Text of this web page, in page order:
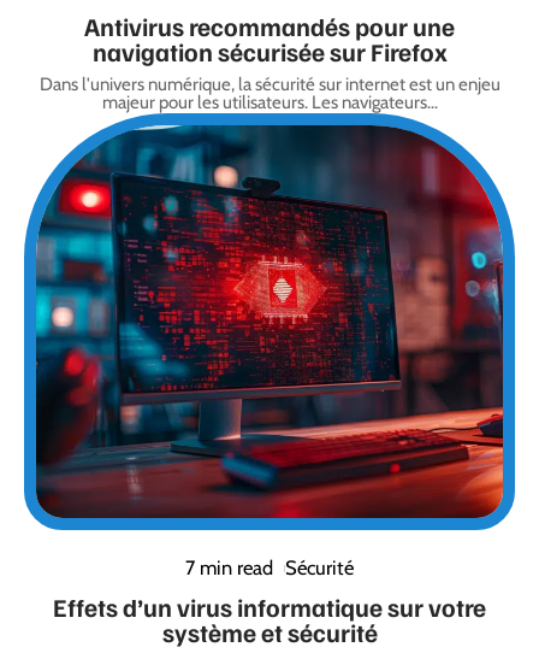
Antivirus recommandés pour une
navigation sécurisée sur Firefox
Dans l'univers numérique, la sécurité sur internet est un enjeu
majeur pour les utilisateurs. Les navigateurs…
7 min read Sécurité
Effets d’un virus informatique sur votre
système et sécurité